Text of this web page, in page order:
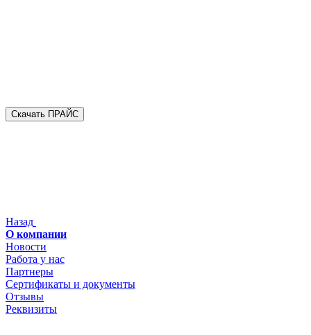
Скачать ПРАЙС
Назад
О компании
Новости
Работа у нас
Партнеры
Сертификаты и документы
Отзывы
Реквизиты